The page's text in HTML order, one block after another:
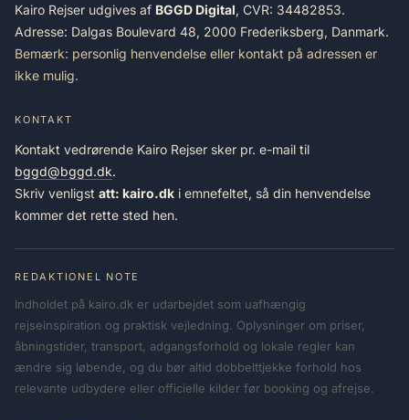
Kairo Rejser udgives af BGGD Digital, CVR: 34482853.
Adresse: Dalgas Boulevard 48, 2000 Frederiksberg, Danmark.
Bemærk: personlig henvendelse eller kontakt på adressen er
ikke mulig.
KONTAKT
Kontakt vedrørende Kairo Rejser sker pr. e-mail til
bggd@bggd.dk.
Skriv venligst att: kairo.dk i emnefeltet, så din henvendelse
kommer det rette sted hen.
REDAKTIONEL NOTE
Indholdet på kairo.dk er udarbejdet som uafhængig
rejseinspiration og praktisk vejledning. Oplysninger om priser,
åbningstider, transport, adgangsforhold og lokale regler kan
ændre sig løbende, og du bør altid dobbelttjekke forhold hos
relevante udbydere eller officielle kilder før booking og afrejse.